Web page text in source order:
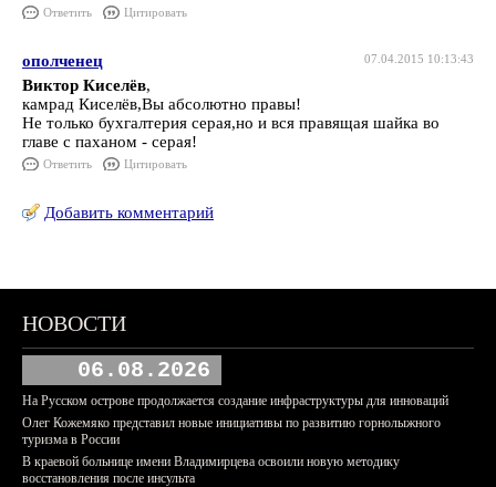
Ответить Цитировать
07.04.2015 10:13:43
ополченец
Виктор Киселёв,
камрад Киселёв,Вы абсолютно правы!
Не только бухгалтерия серая,но и вся правящая шайка во
главе с паханом - серая!
Ответить Цитировать
Добавить комментарий
НОВОСТИ
06.08.2026
На Русском острове продолжается создание инфраструктуры для инноваций
Олег Кожемяко представил новые инициативы по развитию горнолыжного
туризма в России
В краевой больнице имени Владимирцева освоили новую методику
восстановления после инсульта